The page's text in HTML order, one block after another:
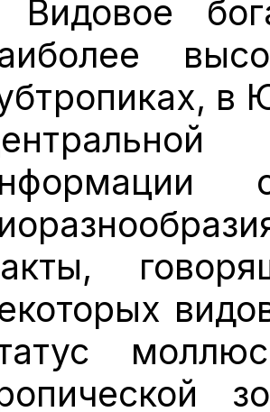
Видовое
в